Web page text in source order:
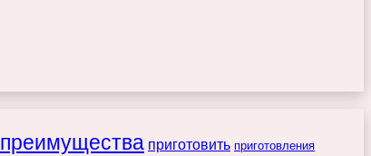
преимущества приготовить приготовления